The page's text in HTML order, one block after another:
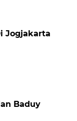
Jogjakarta
Baduy